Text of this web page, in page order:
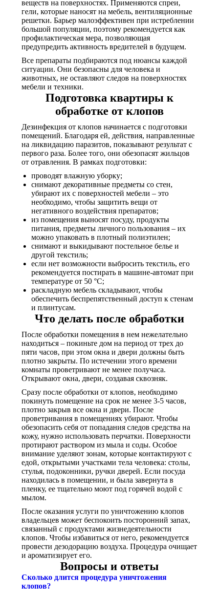
веществ на поверхностях. Применяются спреи,
гели, которые наносят на мебель, вентиляционные
решетки. Барьер малоэффективен при истреблении
большой популяции, поэтому рекомендуется как
профилактическая мера, позволяющая
предупредить активность вредителей в будущем.
Все препараты подбираются под нюансы каждой
ситуации. Они безопасны для человека и
животных, не оставляют следов на поверхностях
мебели и техники.
Подготовка квартиры к
обработке от клопов
Дезинфекция от клопов начинается с подготовки
помещений. Благодаря ей, действия, направленные
на ликвидацию паразитов, показывают результат с
первого раза. Более того, они обезопасят жильцов
от отравления. В рамках подготовки:
проводят влажную уборку;
снимают декоративные предметы со стен,
убирают их с поверхностей мебели – это
необходимо, чтобы защитить вещи от
негативного воздействия препаратов;
из помещения выносят посуду, продукты
питания, предметы личного пользования – их
можно упаковать в плотный полиэтилен;
снимают и выкидывают постельное белье и
другой текстиль;
если нет возможности выбросить текстиль, его
рекомендуется постирать в машине-автомат при
температуре от 50 °C;
раскладную мебель складывают, чтобы
обеспечить беспрепятственный доступ к стенам
и плинтусам.
Что делать после обработки
После обработки помещения в нем нежелательно
находиться – покиньте дом на период от трех до
пяти часов, при этом окна и двери должны быть
плотно закрыты. По истечении этого времени
комнаты проветривают не менее получаса.
Открывают окна, двери, создавая сквозняк.
Сразу после обработки от клопов, необходимо
покинуть помещение на срок не менее 3-5 часов,
плотно закрыв все окна и двери. После
проветривания в помещениях убирают. Чтобы
обезопасить себя от попадания следов средства на
кожу, нужно использовать перчатки. Поверхности
протирают раствором из мыла и соды. Особое
внимание уделяют зонам, которые контактируют с
едой, открытыми участками тела человека: столы,
стулья, подоконники, ручки дверей. Если посуда
находилась в помещении, и была завернута в
пленку, ее тщательно моют под горячей водой с
мылом.
После оказания услуги по уничтожению клопов
владельцев может беспокоить посторонний запах,
связанный с продуктами жизнедеятельности
клопов. Чтобы избавиться от него, рекомендуется
провести дезодорацию воздуха. Процедура очищает
и ароматизирует его.
Вопросы и ответы
Сколько длится процедура уничтожения
клопов?